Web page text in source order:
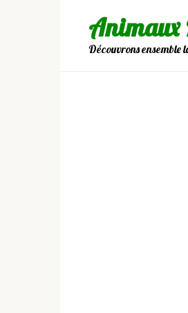
Animaux
Découvrons ensemble